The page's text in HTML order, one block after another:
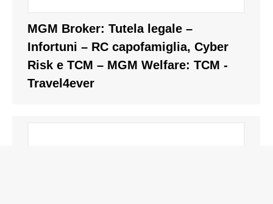
MGM Broker: Tutela legale –
Infortuni – RC capofamiglia, Cyber
Risk e TCM – MGM Welfare: TCM -
Travel4ever